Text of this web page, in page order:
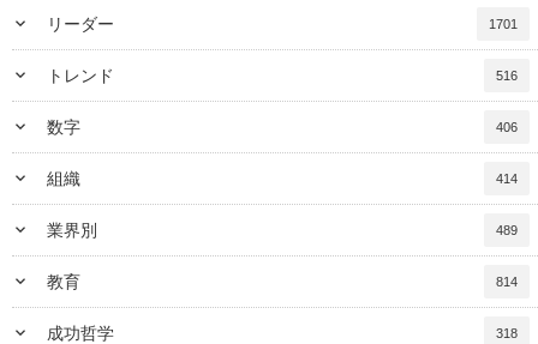
keyboard_arrow_down リーダー 1701
keyboard_arrow_down トレンド 516
keyboard_arrow_down 数字 406
keyboard_arrow_down 組織 414
keyboard_arrow_down 業界別 489
keyboard_arrow_down 教育 814
keyboard_arrow_down 成功哲学 318